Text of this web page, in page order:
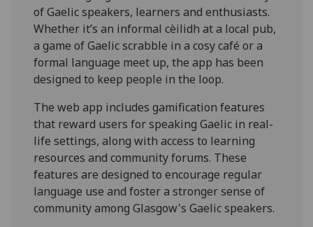
of Gaelic speakers, learners and enthusiasts.
Whether it’s an informal cèilidh at a local pub,
a game of Gaelic scrabble in a cosy café or a
formal language meet up, the app has been
designed to keep people in the loop.
The web app includes gamification features
that reward users for speaking Gaelic in real-
life settings, along with access to learning
resources and community forums. These
features are designed to encourage regular
language use and foster a stronger sense of
community among Glasgow's Gaelic speakers.